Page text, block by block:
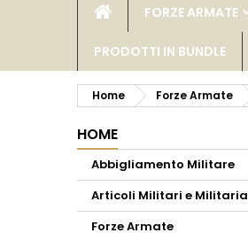
FORZE ARMATE
PRODOTTI IN BUNDLE
Home Forze Armate
HOME
Abbigliamento Militare
Articoli Militari e Militaria
Forze Armate